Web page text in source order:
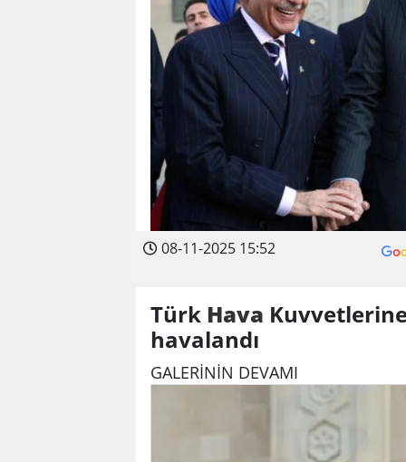
08-11-2025 15:52
Türk Hava
havalandı
GALERİNİN DEVAMI